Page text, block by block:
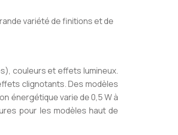
variété de finitions et de
couleurs et effets lumineux.
clignotants. Des modèles
énergétique varie de 0,5 W à
pour les modèles haut de